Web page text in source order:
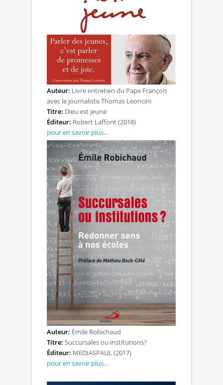
Auteur: Livre entretien du Pape François
avec le journaliste Thomas Leoncini
Titre: Dieu est jeune
Éditeur: Robert Laffont (2018)
pour en savoir plus...
Auteur: Émile Robichaud
Titre: Succursales ou institutions?
Éditeur: MEDIASPAUL (2017)
pour en savoir plus...